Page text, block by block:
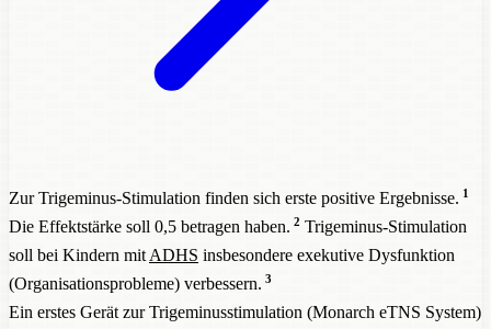
Zur Trigeminus-Stimulation finden sich erste positive Ergebnisse. 1
Die Effektstärke soll 0,5 betragen haben. 2 Trigeminus-Stimulation
soll bei Kindern mit ADHS insbesondere exekutive Dysfunktion
(Organisationsprobleme) verbessern. 3
Ein erstes Gerät zur Trigeminusstimulation (Monarch eTNS System)